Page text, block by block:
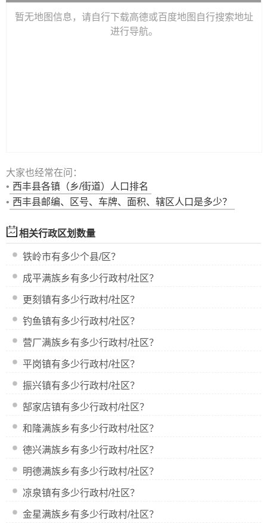
暂无地图信息，请自行下载高德或百度地图自行搜索地址
进行导航。
大家也经常在问：
• 西丰县各镇（乡/街道）人口排名
• 西丰县邮编、区号、车牌、面积、辖区人口是多少？
相关行政区划数量
铁岭市有多少个县/区？
成平满族乡有多少行政村/社区？
更刻镇有多少行政村/社区？
钓鱼镇有多少行政村/社区？
营厂满族乡有多少行政村/社区？
平岗镇有多少行政村/社区？
振兴镇有多少行政村/社区？
郜家店镇有多少行政村/社区？
和隆满族乡有多少行政村/社区？
德兴满族乡有多少行政村/社区？
明德满族乡有多少行政村/社区？
凉泉镇有多少行政村/社区？
金星满族乡有多少行政村/社区？